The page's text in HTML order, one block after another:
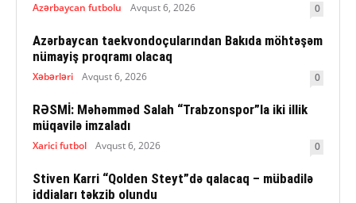
Azərbaycan futbolu Avqust 6, 2026 0
Azərbaycan taekvondoçularından Bakıda möhtəşəm
nümayiş proqramı olacaq
Xəbərləri Avqust 6, 2026 0
RƏSMİ: Məhəmməd Salah “Trabzonspor”la iki illik
müqavilə imzaladı
Xarici futbol Avqust 6, 2026 0
Stiven Karri “Qolden Steyt”də qalacaq – mübadilə
iddiaları təkzib olundu